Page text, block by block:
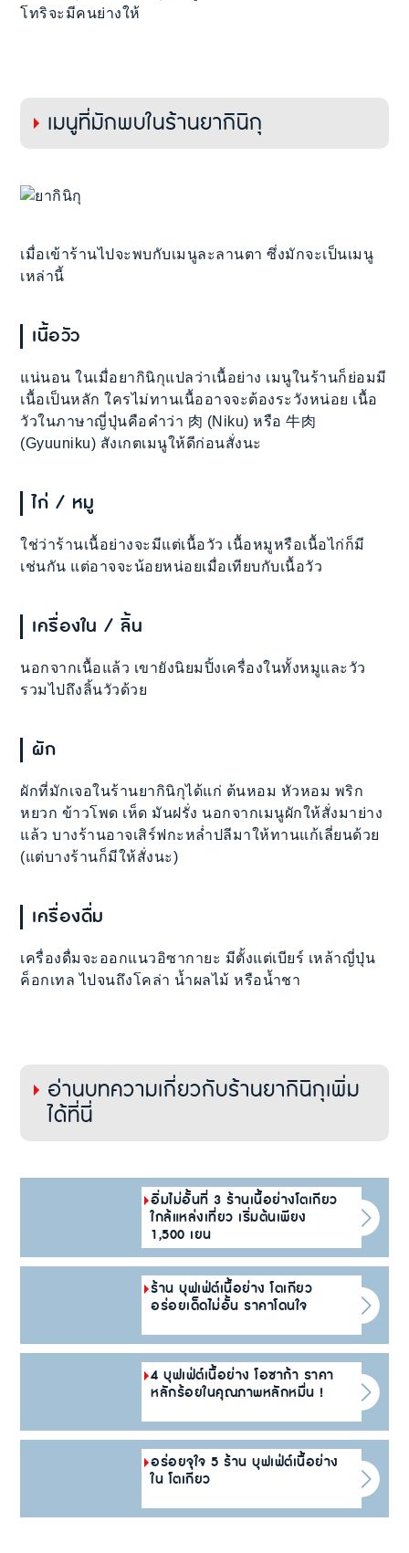
โทริจะมีคนย่างให้
เมนูที่มักพบในร้านยากินิกุ
เมื่อเข้าร้านไปจะพบกับเมนูละลานตา ซึ่งมักจะเป็นเมนู
เหล่านี้
เนื้อวัว
แน่นอน ในเมื่อยากินิกุแปลว่าเนื้อย่าง เมนูในร้านก็ย่อมมี
เนื้อเป็นหลัก ใครไม่ทานเนื้ออาจจะต้องระวังหน่อย เนื้อ
วัวในภาษาญี่ปุ่นคือคำว่า 肉 (Niku) หรือ 牛肉
(Gyuuniku) สังเกตเมนูให้ดีก่อนสั่งนะ
ไก่ / หมู
ใช่ว่าร้านเนื้อย่างจะมีแต่เนื้อวัว เนื้อหมูหรือเนื้อไก่ก็มี
เช่นกัน แต่อาจจะน้อยหน่อยเมื่อเทียบกับเนื้อวัว
เครื่องใน / ลิ้น
นอกจากเนื้อแล้ว เขายังนิยมปิ้งเครื่องในทั้งหมูและวัว
รวมไปถึงลิ้นวัวด้วย
ผัก
ผักที่มักเจอในร้านยากินิกุได้แก่ ต้นหอม หัวหอม พริก
หยวก ข้าวโพด เห็ด มันฝรั่ง นอกจากเมนูผักให้สั่งมาย่าง
แล้ว บางร้านอาจเสิร์ฟกะหล่ำปลีมาให้ทานแก้เลี่ยนด้วย
(แต่บางร้านก็มีให้สั่งนะ)
เครื่องดื่ม
เครื่องดื่มจะออกแนวอิซากายะ มีตั้งแต่เบียร์ เหล้าญี่ปุ่น
ค็อกเทล ไปจนถึงโคล่า น้ำผลไม้ หรือน้ำชา
อ่านบทความเกี่ยวกับร้านยากินิกุเพิ่ม
ได้ที่นี่
อิ่มไม่อั้นที่ 3 ร้านเนื้อย่างโตเกียว
ใกล้แหล่งเที่ยว เริ่มต้นเพียง
1,500 เยน
ร้าน บุฟเฟ่ต์เนื้อย่าง โตเกียว
อร่อยเด็ดไม่อั้น ราคาโดนใจ
4 บุฟเฟ่ต์เนื้อย่าง โอซาก้า ราคา
หลักร้อยในคุณภาพหลักหมื่น !
อร่อยจุใจ 5 ร้าน บุฟเฟ่ต์เนื้อย่าง
ใน โตเกียว